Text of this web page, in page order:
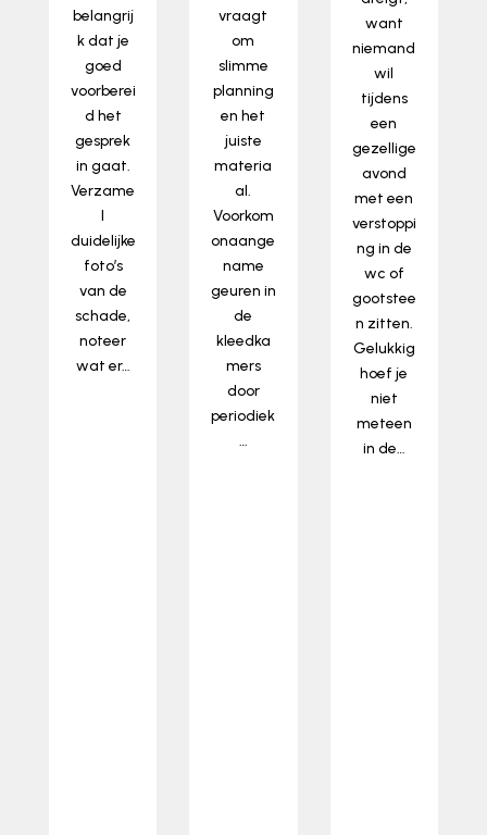
belangrij
k dat je
goed
voorberei
d het
gesprek
in gaat.
Verzame
l
duidelijke
foto’s
van de
schade,
noteer
wat er…
vraagt
om
slimme
planning
en het
juiste
materia
al.
Voorkom
onaange
name
geuren in
de
kleedka
mers
door
periodiek
…
want
niemand
wil
tijdens
een
gezellige
avond
met een
verstoppi
ng in de
wc of
gootstee
n zitten.
Gelukkig
hoef je
niet
meteen
in de…